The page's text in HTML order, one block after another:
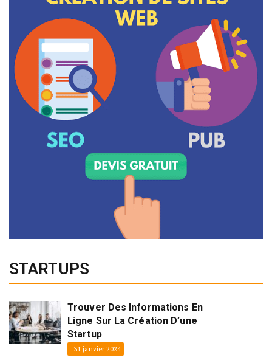
STARTUPS
Trouver Des Informations En
Ligne Sur La Création D’une
Startup
31 janvier 2024